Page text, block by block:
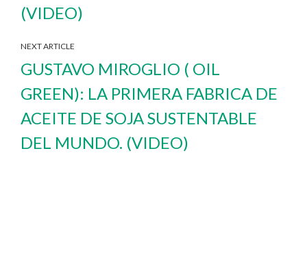
(VIDEO)
NEXT ARTICLE
GUSTAVO MIROGLIO ( OIL
GREEN): LA PRIMERA FABRICA DE
ACEITE DE SOJA SUSTENTABLE
DEL MUNDO. (VIDEO)